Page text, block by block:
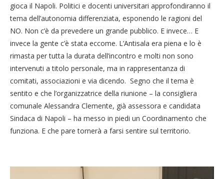
gioca il Napoli. Politici e docenti universitari approfondiranno il
tema dell’autonomia differenziata, esponendo le ragioni del
NO. Non c’è da prevedere un grande pubblico. E invece… E
invece la gente c’è stata eccome. L’Antisala era piena e lo è
rimasta per tutta la durata dell’incontro e molti non sono
intervenuti a titolo personale, ma in rappresentanza di
comitati, associazioni e via dicendo. Segno che il tema è
sentito e che l’organizzatrice della riunione – la consigliera
comunale Alessandra Clemente, già assessora e candidata
Sindaca di Napoli – ha messo in piedi un Coordinamento che
funziona. E che pare tornerà a farsi sentire sul territorio.